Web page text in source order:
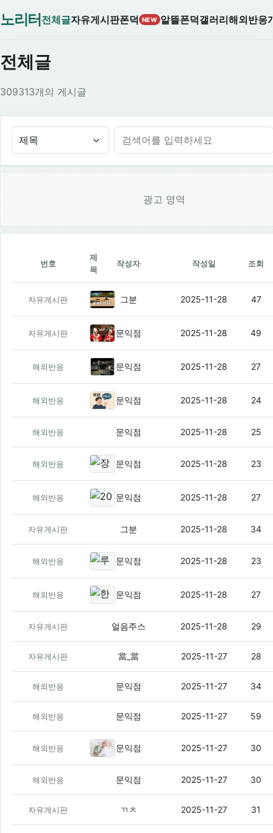
노리터 전체글자유게시판폰덕 NEW 알뜰폰덕갤러리해외반응
전체글
309313개의 게시글
제목
광고 영역
번호
제
목
작성자 작성일 조회
자유게시판 알리에서 러닝화 옴. 월영5 프로(7)
그분 2025-11-28 47
자유게시판 후지TV, 크리스마스 이브 전통 특
문익점 2025-11-28 49
해외반응 AI가 만든 가짜 곰 사진, 일본 지자
문익점 2025-11-28 27
해외반응 일본인의 영어 실력, 역대 최저 96
문익점 2025-11-28 24
해외반응 서울에서 반중 시위 발생(32)
문익점 2025-11-28 25
해외반응 장기용 이제 봤다는 해외 팬 글에
문익점 2025-11-28 23
해외반응 2025년 북한 국경 초소 병사 사진
문익점 2025-11-28 27
자유게시판 샤오신 12.7 왔다
그분 2025-11-28 34
해외반응 루미 코 분석 (24)
문익점 2025-11-28 23
해외반응 한국식 프라이드치킨의 기원은 아
문익점 2025-11-28 27
자유게시판 CPU 10400 쓰는데, 이젠 보내줄때가 된
얼음주스 2025-11-28 29
자유게시판 싱어게인4을(를) 감상하고 감상문 (1)
當_當 2025-11-27 28
해외반응 만화 신인상에 AI 작품이 섞여 난리남ㅋㅋ
문익점 2025-11-27 34
해외반응 캐논, 중국 중산 공장 폐쇄 발표
문익점 2025-11-27 59
해외반응 일본·한국·대만·중국 모두 "인구 줄
문익점 2025-11-27 30
해외반응 한국에서는 스타크래프트 브루드워가
문익점 2025-11-27 30
자유게시판 회사에서 주식줌
ㄲㅊ 2025-11-27 31